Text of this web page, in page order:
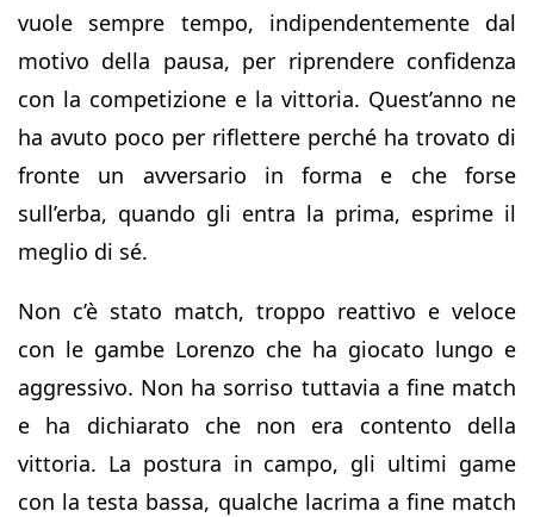
vuole sempre tempo, indipendentemente dal
motivo della pausa, per riprendere confidenza
con la competizione e la vittoria. Quest’anno ne
ha avuto poco per riflettere perché ha trovato di
fronte un avversario in forma e che forse
sull’erba, quando gli entra la prima, esprime il
meglio di sé.
Non c’è stato match, troppo reattivo e veloce
con le gambe Lorenzo che ha giocato lungo e
aggressivo. Non ha sorriso tuttavia a fine match
e ha dichiarato che non era contento della
vittoria. La postura in campo, gli ultimi game
con la testa bassa, qualche lacrima a fine match